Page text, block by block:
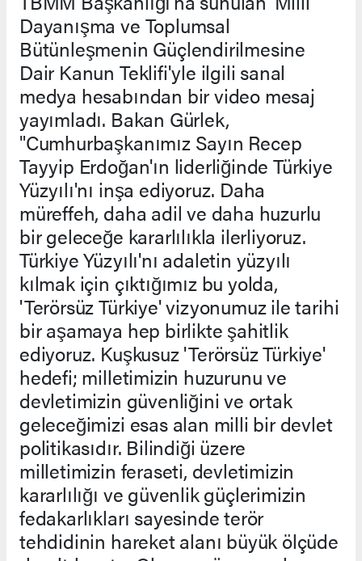
Dayanışma ve Toplumsal
Bütünleşmenin Güçlendirilmesine
Dair Kanun Teklifi'yle ilgili sanal
medya hesabından bir video mesaj
yayımladı. Bakan Gürlek,
"Cumhurbaşkanımız Sayın Recep
Tayyip Erdoğan'ın liderliğinde Türkiye
Yüzyılı'nı inşa ediyoruz. Daha
müreffeh, daha adil ve daha huzurlu
bir geleceğe kararlılıkla ilerliyoruz.
Türkiye Yüzyılı'nı adaletin yüzyılı
kılmak için çıktığımız bu yolda,
'Terörsüz Türkiye' vizyonumuz ile tarihi
bir aşamaya hep birlikte şahitlik
ediyoruz. Kuşkusuz 'Terörsüz Türkiye'
hedefi; milletimizin huzurunu ve
devletimizin güvenliğini ve ortak
geleceğimizi esas alan milli bir devlet
politikasıdır. Bilindiği üzere
milletimizin feraseti, devletimizin
kararlılığı ve güvenlik güçlerimizin
fedakarlıkları sayesinde terör
tehdidinin hareket alanı büyük ölçüde